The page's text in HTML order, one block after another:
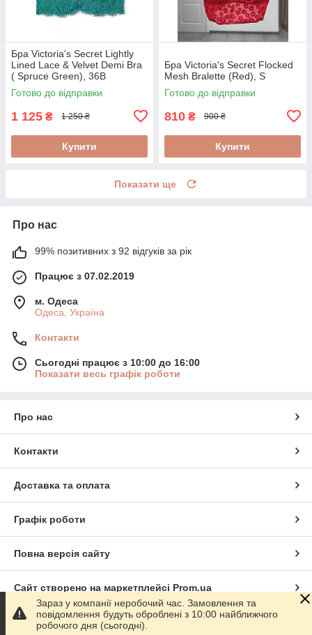
Бра Victoria's Secret Lightly
Lined Lace & Velvet Demi Bra
( Spruce Green), 36B
Готово до відправки
1 125 ₴ 1 250 ₴
Купити
Бра Victoria's Secret Flocked
Mesh Bralette (Red), S
Готово до відправки
810 ₴ 900 ₴
Купити
Показати ще
Про нас
99% позитивних з 92 відгуків за рік
Працює з 07.02.2019
м. Одеса
Одеса, Україна
Контакти
Сьогодні працює з 10:00 до 16:00
Показати весь графік роботи
Про нас
Контакти
Доставка та оплата
Графік роботи
Повна версія сайту
Сайт створено на маркетплейсі Prom.ua
Політика конфіденційності
Зараз у компанії неробочий час. Замовлення та
повідомлення будуть оброблені з 10:00 найближчого
робочого дня (сьогодні).